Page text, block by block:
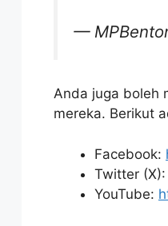
—
Anda juga boleh
mereka. Berikut
Facebook:
Twitter (X):
YouTube: